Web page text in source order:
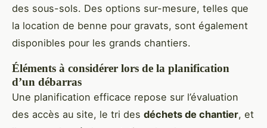
des sous-sols. Des options sur-mesure, telles que
la location de benne pour gravats, sont également
disponibles pour les grands chantiers.
Éléments à considérer lors de la planification
d’un débarras
Une planification efficace repose sur l’évaluation
des accès au site, le tri des déchets de chantier, et